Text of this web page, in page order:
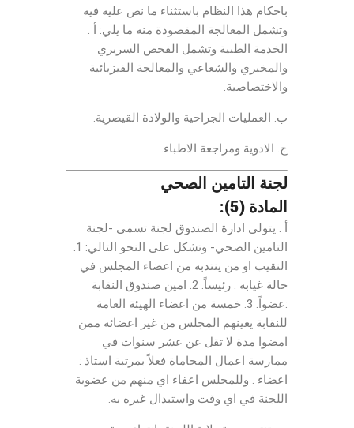
باحكام هذا النظام باستثناء ما نص عليه فيه
وتشمل المعالجة المقصودة منه ما يلي: أ .
الخدمة الطبية وتشمل الفحص السريري
والمخبري والشعاعي والمعالجة الفيزيائية
والاختصاصية.
ب. العمليات الجراحية والولادة القيصرية.
ج. الادوية ومراجعة الاطباء.
لجنة التامين الصحي
المادة (5):
أ . يتولى ادارة الصندوق لجنة تسمى -لجنة
التامين الصحي- وتشكل على النحو التالي: 1.
النقيب او من ينتدبه من اعضاء المجلس في
حالة غيابه : رئيساً. 2. امين صندوق النقابة
:عضواً. 3. خمسة من اعضاء الهيئة العامة
للنقابة يعينهم المجلس من غير اعضائه ممن
امضوا مدة لا تقل عن عشر سنوات في
ممارسة اعمال المحاماة فعلاً بمرتبة استاذ :
اعضاء . وللمجلس اعفاء اي منهم من عضوية
اللجنة في اي وقت واستبدال غيره به.